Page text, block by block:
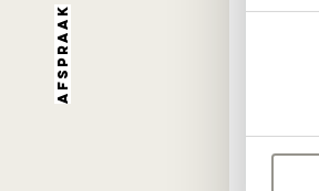
Afspraak